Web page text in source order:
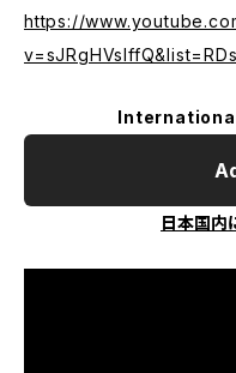
https://
日本国内